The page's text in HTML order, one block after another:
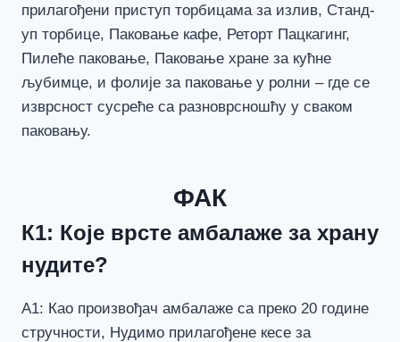
прилагођени приступ торбицама за излив, Станд-
уп торбице, Паковање кафе, Реторт Пацкагинг,
Пилеће паковање, Паковање хране за кућне
љубимце, и фолије за паковање у ролни – где се
изврсност сусреће са разноврсношћу у сваком
паковању.
ФАК
К1: Које врсте амбалаже за храну
нудите?
А1: Као произвођач амбалаже са преко 20 године
стручности, Нудимо прилагођене кесе за